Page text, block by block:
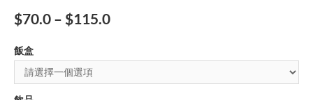
$70.0 – $115.0
飯盒